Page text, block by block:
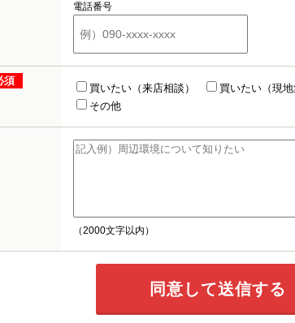
電話番号
須
買いたい（来店相談） 買いたい（現地
その他
（2000文字以内）